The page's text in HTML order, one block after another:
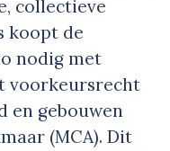
collectieve
koopt de
nodig met
voorkeursrecht
en gebouwen
(MCA). Dit